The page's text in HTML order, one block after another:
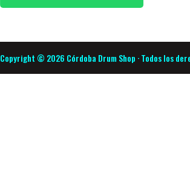
Copyright © 2026 Córdoba Drum Shop · Todos los